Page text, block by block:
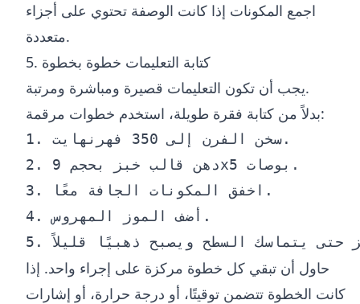
اجمع المكونات إذا كانت الوصفة تحتوي على أجزاء
متعددة.
5. كتابة التعليمات خطوة بخطوة
يجب أن تكون التعليمات قصيرة ومباشرة ومرتبة.
بدلاً من كتابة فقرة طويلة، استخدم خطوات مرقمة:
1. سخن الفرن إلى 350 فهرنهايت.
2. دهن قالب خبز بحجم 9x5 بوصات.
3. اخفق المكونات الجافة معًا.
4. أضف الموز المهروس.
حاول أن تبقي كل خطوة مركزة على إجراء واحد. إذا
كانت الخطوة تتضمن توقيتًا، أو درجة حرارة، أو إشارات